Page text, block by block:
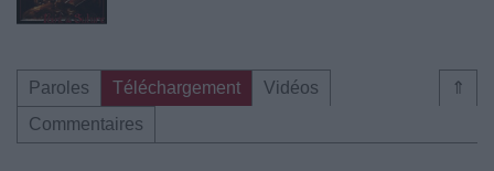
⇑
Paroles Téléchargement
Vidéos
Commentaires